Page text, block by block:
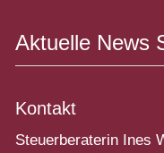
Aktuelle News
Kontakt
Steuerberaterin Ines